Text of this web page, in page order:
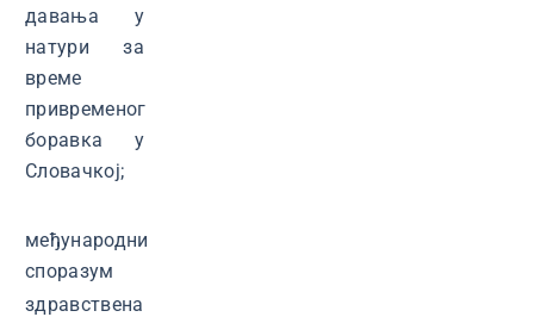
давања у
натури за
време
привременог
боравка у
Словачкој;
међународни
споразум
здравствена